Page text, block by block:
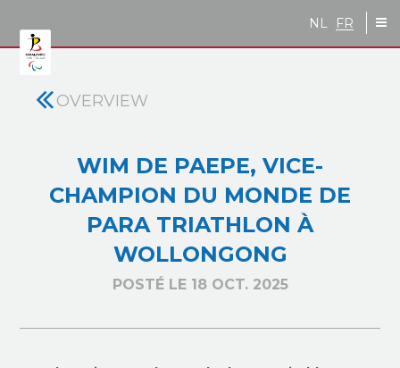
NL FR
OVERVIEW
WIM DE PAEPE, VICE-
CHAMPION DU MONDE DE
PARA TRIATHLON À
WOLLONGONG
POSTÉ LE 18 OCT. 2025